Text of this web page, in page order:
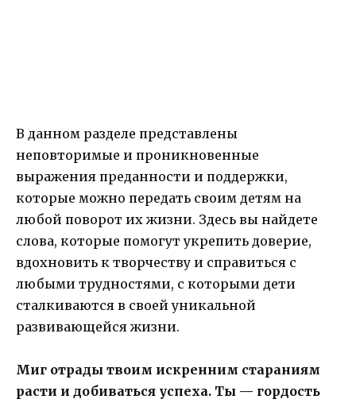
В данном разделе представлены
неповторимые и проникновенные
выражения преданности и поддержки,
которые можно передать своим детям на
любой поворот их жизни. Здесь вы найдете
слова, которые помогут укрепить доверие,
вдохновить к творчеству и справиться с
любыми трудностями, с которыми дети
сталкиваются в своей уникальной
развивающейся жизни.
Миг отрады твоим искренним стараниям
расти и добиваться успеха. Ты — гордость